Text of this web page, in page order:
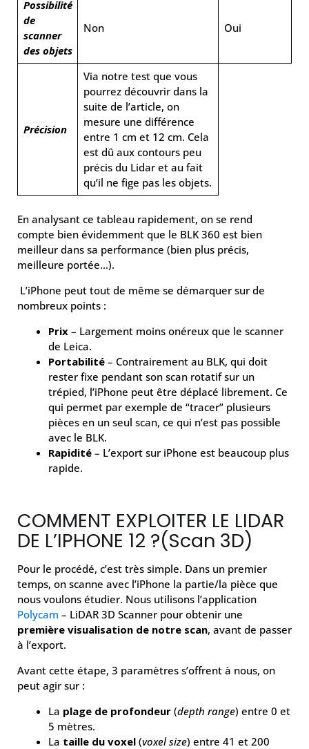
Possibilité
de
scanner
des objets
Non Oui
Précision
Via notre test que vous
pourrez découvrir dans la
suite de l’article, on
mesure une différence
entre 1 cm et 12 cm. Cela
est dû aux contours peu
précis du Lidar et au fait
qu’il ne fige pas les objets.
En analysant ce tableau rapidement, on se rend
compte bien évidemment que le BLK 360 est bien
meilleur dans sa performance (bien plus précis,
meilleure portée…).
L’iPhone peut tout de même se démarquer sur de
nombreux points :
Prix – Largement moins onéreux que le scanner
de Leica.
Portabilité – Contrairement au BLK, qui doit
rester fixe pendant son scan rotatif sur un
trépied, l’iPhone peut être déplacé librement. Ce
qui permet par exemple de “tracer” plusieurs
pièces en un seul scan, ce qui n’est pas possible
avec le BLK.
Rapidité – L’export sur iPhone est beaucoup plus
rapide.
COMMENT EXPLOITER LE LIDAR
DE L’IPHONE 12 ?(Scan 3D)
Pour le procédé, c’est très simple. Dans un premier
temps, on scanne avec l’iPhone la partie/la pièce que
nous voulons étudier. Nous utilisons l’application
Polycam – LiDAR 3D Scanner pour obtenir une
première visualisation de notre scan, avant de passer
à l’export.
Avant cette étape, 3 paramètres s’offrent à nous, on
peut agir sur :
La plage de profondeur (depth range) entre 0 et
5 mètres.
La taille du voxel (voxel size) entre 41 et 200